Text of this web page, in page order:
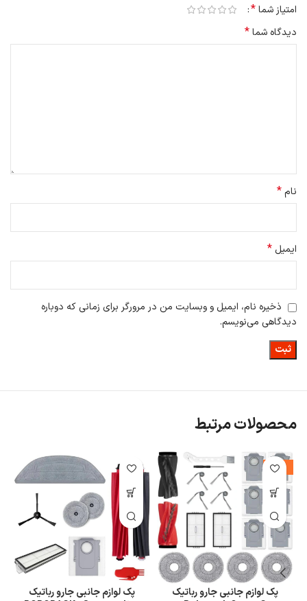
امتیاز شما*
دیدگاه شما*
نام*
ایمیل *
ذخیره نام، ایمیل و وبسایت من در مرورگر برای زمانی که دوباره
دیدگاهی می‌نویسم.
محصولات مرتبط
-11%
پک لوازم جانبی جارو رباتیک
پک لوازم جانبی جارو رباتیک